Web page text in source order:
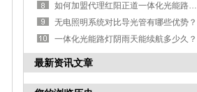
如何加盟代理红阳正道一体化光能路灯？
无电照明系统对比导光管有哪些优势？
一体化光能路灯阴雨天能续航多少久？
最新资讯文章